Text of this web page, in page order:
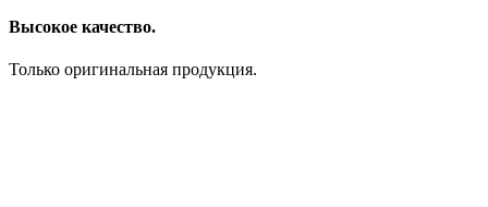
Высокое качество.
Только оригинальная продукция.